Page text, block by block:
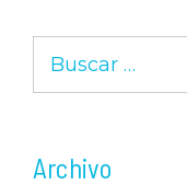
Archivo